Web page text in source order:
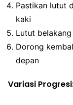
Pastikan lutut
kaki
Lutut
Dorong
depan
Variasi